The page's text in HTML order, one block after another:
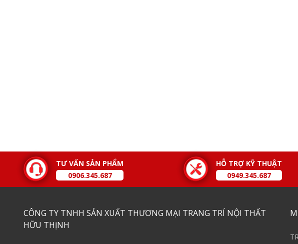
TƯ VẤN SẢN PHẨM
0906.345.687
HỖ TRỢ KỸ THUẬT
0949.345.687
CÔNG TY TNHH SẢN XUẤT THƯƠNG MẠI TRANG TRÍ NỘI THẤT
HỮU THỊNH